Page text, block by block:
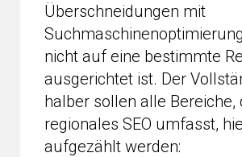
Überschneidungen mit
nicht auf eine bestimmte
ausgerichtet ist. Der
halber sollen alle Bereiche,
regionales SEO umfasst,
aufgezählt werden: